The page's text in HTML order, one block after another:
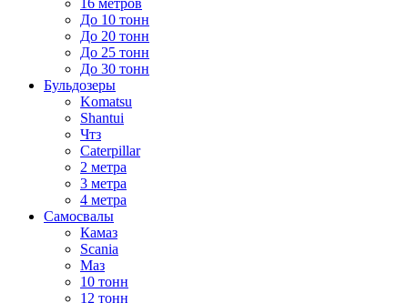
16 метров
До 10 тонн
До 20 тонн
До 25 тонн
До 30 тонн
Бульдозеры
Komatsu
Shantui
Чтз
Caterpillar
2 метра
3 метра
4 метра
Самосвалы
Камаз
Scania
Маз
10 тонн
12 тонн